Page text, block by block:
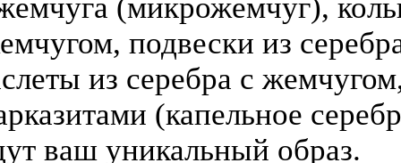
(микрожемчуг),
подвески из
из серебра с
(капельное
ваш уникальный образ.